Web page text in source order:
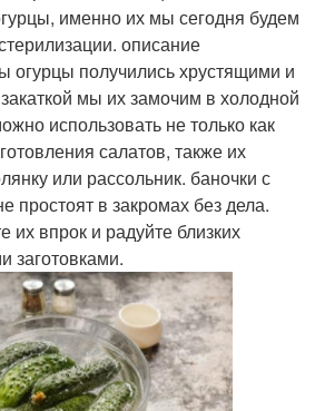
именно их мы сегодня будем
описание
огурцы получились хрустящими и
мы их замочим в холодной
использовать не только как
салатов, также их
или рассольник. баночки с
простоят в закромах без дела.
их впрок и радуйте близких
заготовками.